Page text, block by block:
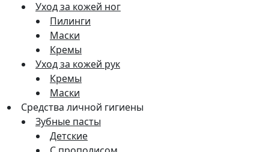
Уход за кожей ног
Пилинги
Маски
Кремы
Уход за кожей рук
Кремы
Маски
Средства личной гигиены
Зубные пасты
Детские